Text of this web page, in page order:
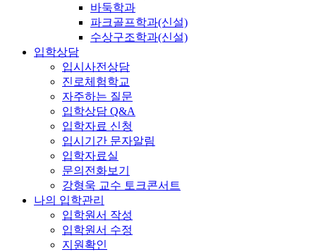
바둑학과
파크골프학과(신설)
수상구조학과(신설)
입학상담
입시사전상담
진로체험학교
자주하는 질문
입학상담 Q&A
입학자료 신청
입시기간 문자알림
입학자료실
문의전화보기
강형욱 교수 토크콘서트
나의 입학관리
입학원서 작성
입학원서 수정
지원확인